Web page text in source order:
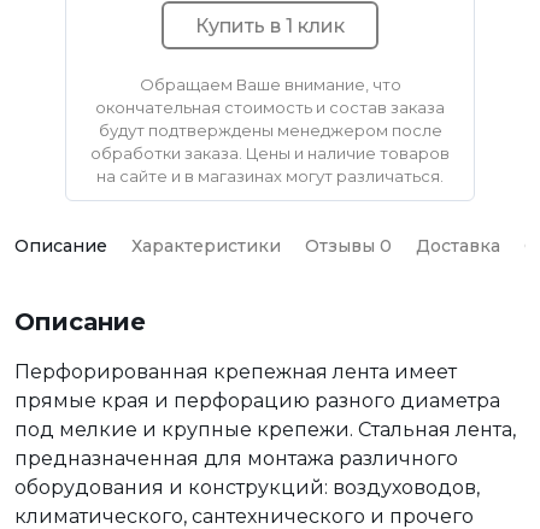
Купить в 1 клик
Обращаем Ваше внимание, что
окончательная стоимость и состав заказа
будут подтверждены менеджером после
обработки заказа. Цены и наличие товаров
на сайте и в магазинах могут различаться.
Описание Характеристики Отзывы 0 Доставка
Описание
Перфорированная крепежная лента имеет
прямые края и перфорацию разного диаметра
под мелкие и крупные крепежи. Стальная лента,
предназначенная для монтажа различного
оборудования и конструкций: воздуховодов,
климатического, сантехнического и прочего